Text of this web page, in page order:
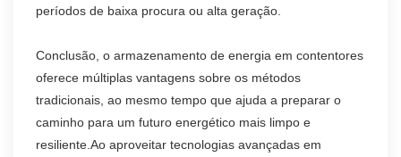
períodos de baixa procura ou alta geração.
Conclusão, o armazenamento de energia em contentores
oferece múltiplas vantagens sobre os métodos
tradicionais, ao mesmo tempo que ajuda a preparar o
caminho para um futuro energético mais limpo e
resiliente.Ao aproveitar tecnologias avançadas em